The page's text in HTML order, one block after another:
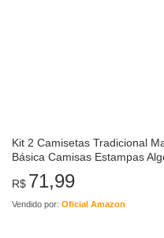
Kit 2 Camisetas Tradicional
Básica Camisas Estampas
R$ 71,99
Vendido por: Oficial Amazon